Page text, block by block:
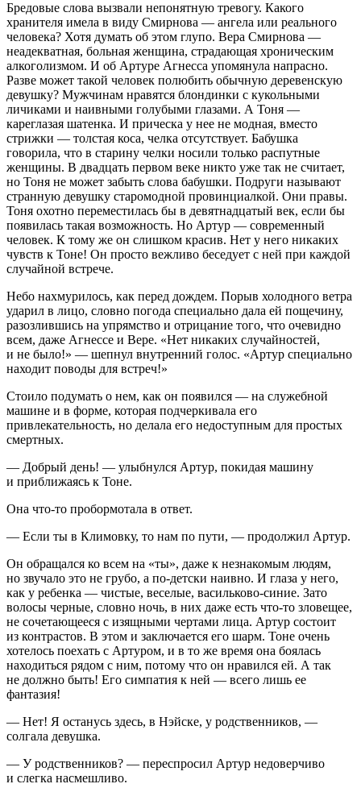
Бредовые слова вызвали непонятную тревогу. Какого
хранителя имела в виду Смирнова — ангела или реального
человека? Хотя думать об этом глупо. Вера Смирнова —
неадекватная, больная женщина, страдающая хроническим
алкоголизмом. И об Артуре Агнесса упомянула напрасно.
Разве может такой человек полюбить обычную деревенскую
девушку? Мужчинам нравятся блондинки с кукольными
личиками и наивными голубыми глазами. А Тоня —
кареглазая шатенка. И прическа у нее не модная, вместо
стрижки — толстая коса, челка отсутствует. Бабушка
говорила, что в старину челки носили только распутные
женщины. В двадцать первом веке никто уже так не считает,
но Тоня не может забыть слова бабушки. Подруги называют
странную девушку старомодной провинциалкой. Они правы.
Тоня охотно переместилась бы в девятнадцатый век, если бы
появилась такая возможность. Но Артур — современный
человек. К тому же он слишком красив. Нет у него никаких
чувств к Тоне! Он просто вежливо беседует с ней при каждой
случайной встрече.
Небо нахмурилось, как перед дождем. Порыв холодного ветра
ударил в лицо, словно погода специально дала ей пощечину,
разозлившись на упрямство и отрицание того, что очевидно
всем, даже Агнессе и Вере. «Нет никаких случайностей,
и не было!» — шепнул внутренний голос. «Артур специально
находит поводы для встреч!»
Стоило подумать о нем, как он появился — на служебной
машине и в форме, которая подчеркивала его
привлекательность, но делала его недоступным для простых
смертных.
— Добрый день! — улыбнулся Артур, покидая машину
и приближаясь к Тоне.
Она что-то пробормотала в ответ.
— Если ты в Климовку, то нам по пути, — продолжил Артур.
Он обращался ко всем на «ты», даже к незнакомым людям,
но звучало это не грубо, а по-детски наивно. И глаза у него,
как у ребенка — чистые, веселые, васильково-синие. Зато
волосы черные, словно ночь, в них даже есть что-то зловещее,
не сочетающееся с изящными чертами лица. Артур состоит
из контрастов. В этом и заключается его шарм. Тоне очень
хотелось поехать с Артуром, и в то же время она боялась
находиться рядом с ним, потому что он нравился ей. А так
не должно быть! Его симпатия к ней — всего лишь ее
фантазия!
— Нет! Я останусь здесь, в Нэйске, у родственников, —
солгала девушка.
— У родственников? — переспросил Артур недоверчиво
и слегка насмешливо.